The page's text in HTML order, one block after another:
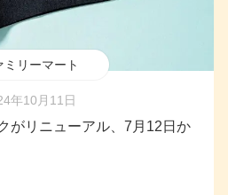
ミリーマート
年10月11日
がリニューアル、7月12日か